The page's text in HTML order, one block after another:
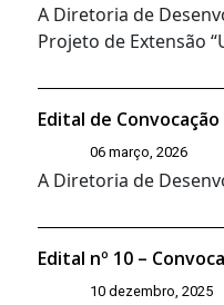
A Diretoria de
Projeto de Extensão
Edital de Convocação
06 março, 2026
A Diretoria de
Edital nº 10 –
10 dezembro, 2025